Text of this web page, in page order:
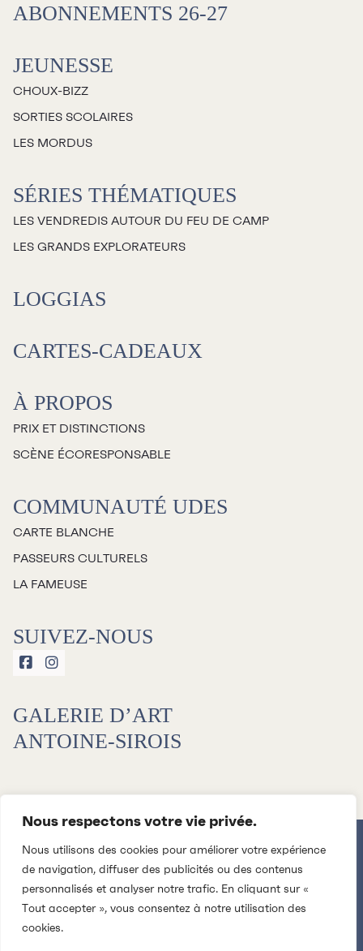
Nous respectons votre vie privée.
Nous utilisons des cookies pour améliorer votre expérience
de navigation, diffuser des publicités ou des contenus
personnalisés et analyser notre trafic. En cliquant sur «
Tout accepter », vous consentez à notre utilisation des
cookies.
ABONNEMENTS 26-27
JEUNESSE
CHOUX-BIZZ
SORTIES SCOLAIRES
LES MORDUS
SÉRIES THÉMATIQUES
LES VENDREDIS AUTOUR DU FEU DE CAMP
LES GRANDS EXPLORATEURS
LOGGIAS
CARTES-CADEAUX
À PROPOS
PRIX ET DISTINCTIONS
SCÈNE ÉCORESPONSABLE
COMMUNAUTÉ UDES
CARTE BLANCHE
PASSEURS CULTURELS
LA FAMEUSE
SUIVEZ-NOUS
 
GALERIE D’ART
ANTOINE-SIROIS